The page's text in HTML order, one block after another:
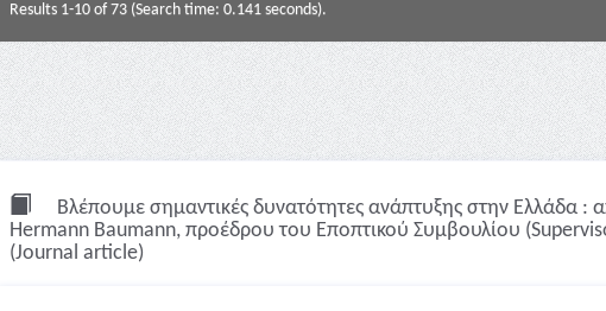
Results 1-10 of 73 (Search time: 0.141 seconds).
Βλέπουμε σημαντικές δυνατότητες ανάπτυξης στην Ελλάδα :
Hermann Baumann, προέδρου του Εποπτικού Συμβουλίου
(Journal article)